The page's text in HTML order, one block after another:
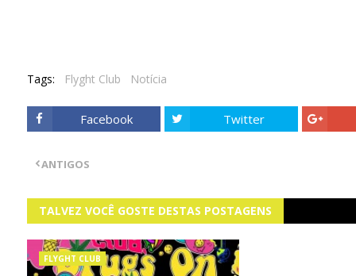
Tags: Flyght Club Notícia
Facebook Twitter
ANTIGOS
TALVEZ VOCÊ GOSTE DESTAS POSTAGENS
FLYGHT CLUB